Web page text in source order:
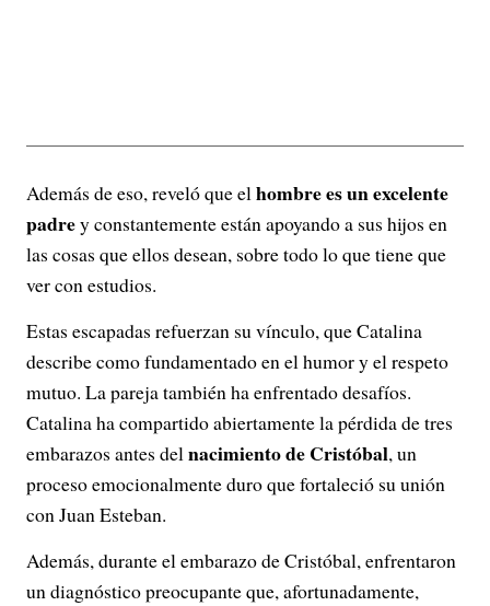
Además de eso, reveló que elhombre es un excelente
padrey constantemente están apoyando a sus hijos en
las cosas que ellos desean, sobre todo lo que tiene que
ver con estudios.
Estas escapadas refuerzan su vínculo, que Catalina
describe como fundamentado en el humor y el respeto
mutuo. La pareja también ha enfrentado desafíos.
Catalina ha compartido abiertamente la pérdida de tres
embarazos antes delnacimiento de Cristóbal, un
proceso emocionalmente duro que fortaleció su unión
con Juan Esteban.
Además, durante el embarazo de Cristóbal, enfrentaron
un diagnóstico preocupante que, afortunadamente,